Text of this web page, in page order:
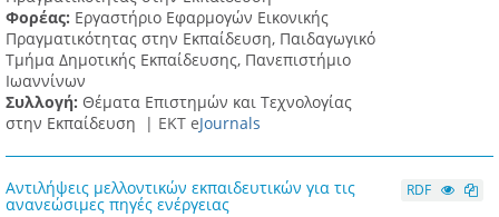
Φορέας: Εργαστήριο Εφαρμογών Εικονικής
Πραγματικότητας στην Εκπαίδευση, Παιδαγωγικό
Τμήμα Δημοτικής Εκπαίδευσης, Πανεπιστήμιο
Ιωαννίνων
Συλλογή: Θέματα Επιστημών και Τεχνολογίας
στην Εκπαίδευση | ΕΚΤ eJournals
Αντιλήψεις μελλοντικών εκπαιδευτικών για τις
ανανεώσιμες πηγές ενέργειας
RDF